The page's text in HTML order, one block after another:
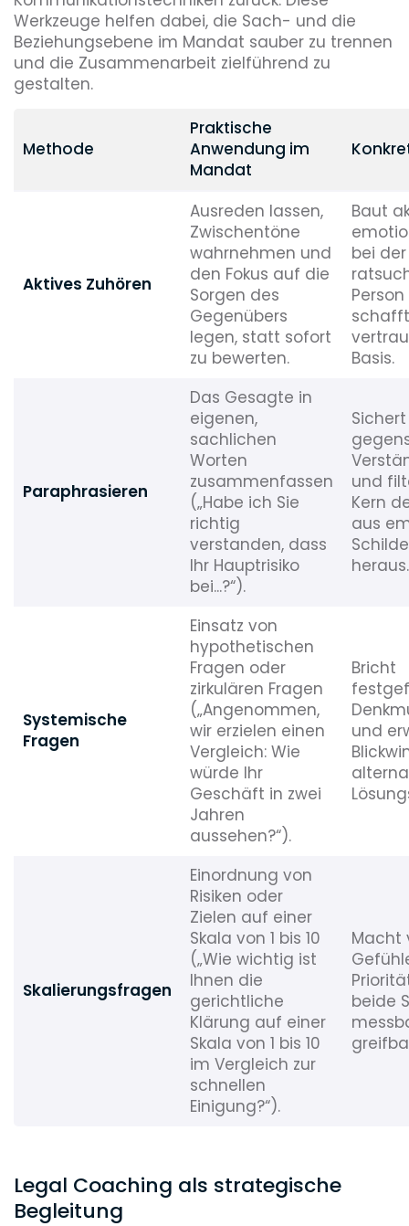
Werkzeuge helfen dabei, die Sach- und die
Beziehungsebene im Mandat sauber zu trennen
und die Zusammenarbeit zielführend zu
gestalten.
Methode
Praktische
Anwendung im
Mandat
Aktives Zuhören
Ausreden lassen,
Zwischentöne
wahrnehmen und
den Fokus auf die
Sorgen des
Gegenübers
legen, statt sofort
zu bewerten.
Baut
bei der
Basis.
Paraphrasieren
Das Gesagte in
eigenen,
sachlichen
Worten
zusammenfassen
(„Habe ich Sie
richtig
verstanden, dass
Ihr Hauptrisiko
bei...?“).
und
Kern
aus
heraus.
Systemische
Fragen
Einsatz von
hypothetischen
Fragen oder
zirkulären Fragen
(„Angenommen,
wir erzielen einen
Vergleich: Wie
würde Ihr
Geschäft in zwei
Jahren
aussehen?“).
Bricht
und
Skalierungsfragen
Einordnung von
Risiken oder
Zielen auf einer
Skala von 1 bis 10
(„Wie wichtig ist
Ihnen die
gerichtliche
Klärung auf einer
Skala von 1 bis 10
im Vergleich zur
schnellen
Einigung?“).
Macht
beide
Legal Coaching als strategische
Begleitung